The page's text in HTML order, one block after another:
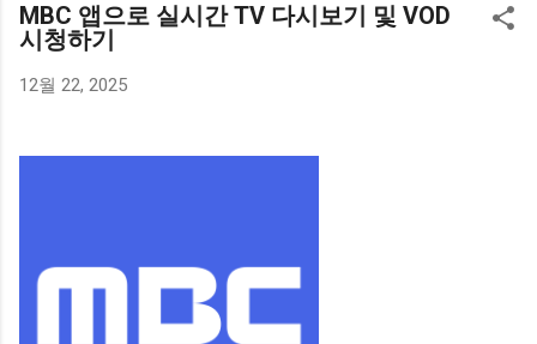
MBC 앱으로 실시간 TV 다시보기 및 VOD
시청하기
12월 22, 2025